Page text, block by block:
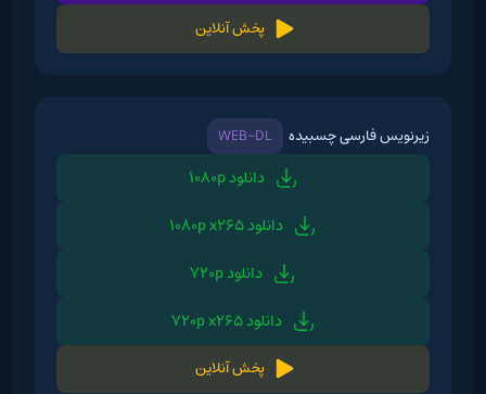
پخش آنلاین
زیرنویس فارسی چسبیده WEB-DL
دانلود 1080p
دانلود 1080p x265
دانلود 720p
دانلود 720p x265
پخش آنلاین